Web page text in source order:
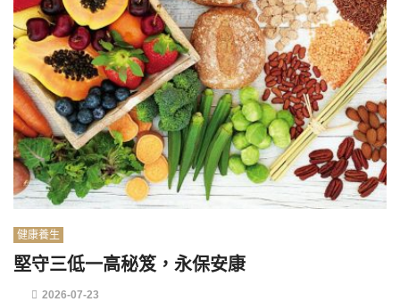
健康養生
堅守三低一高秘笈，永保安康
2026-07-23